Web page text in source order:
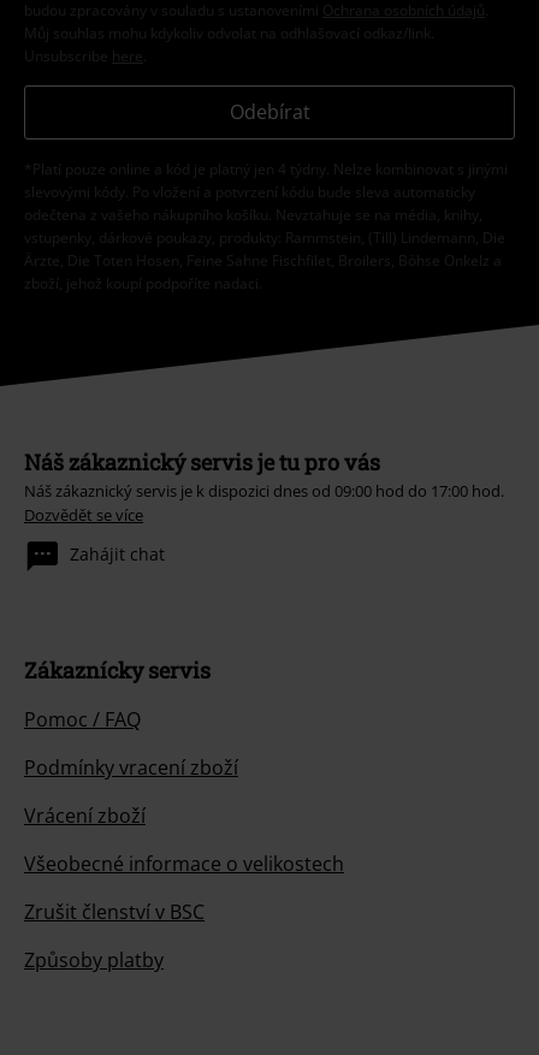
budou zpracovány v souladu s ustanoveními
Ochrana osobních údajů
Můj souhlas mohu kdykoliv odvolat na odhlašovací odkaz/link.
Unsubscribe here
Odebírat
*Platí pouze online a kód je platný jen 4 týdny. Nelze kombinovat s jinými
slevovými kódy. Po vložení a potvrzení kódu bude sleva automaticky
odečtena z vašeho nákupního košíku. Nevztahuje se na média, knihy,
vstupenky, dárkové poukazy, produkty: Rammstein, (Till) Lindemann, Die
Ärzte, Die Toten Hosen, Feine Sahne Fischfilet, Broilers, Böhse Onkelz a
zboží, jehož koupí podpoříte nadaci.
Náš zákaznický servis je tu pro vás
Náš zákaznický servis je k dispozici dnes od 09:00 hod do 17:00 hod.
Dozvědět se více
Zahájit chat
Zákaznícky servis
Pomoc / FAQ
Podmínky vracení zboží
Vrácení zboží
Všeobecné informace o velikostech
Zrušit členství v BSC
Způsoby platby